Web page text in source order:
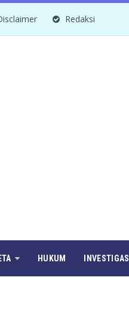
Redaksi
HUKUM INVESTIGASI